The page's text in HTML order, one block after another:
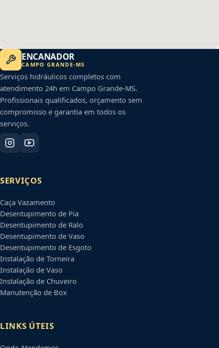
ENCANADOR
CAMPO GRANDE-MS
Serviços hidráulicos completos com
atendimento 24h em Campo Grande-MS.
Profissionais qualificados, orçamento sem
compromisso e garantia em todos os
serviços.
SERVIÇOS
Caça Vazamento
Desentupimento de Pia
Desentupimento de Ralo
Desentupimento de Vaso
Desentupimento de Esgoto
Instalação de Torneira
Instalação de Vaso
Instalação de Chuveiro
Manutenção de Box
LINKS ÚTEIS